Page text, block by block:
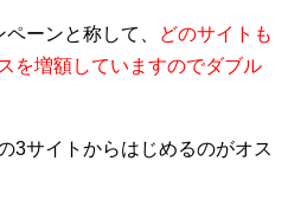
ーンと称して、
どのサイトも
を増額していますのでダブル
3サイトからはじめるのがオス